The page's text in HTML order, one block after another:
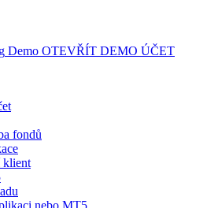
Demo OTEVŘÍT DEMO ÚČET
fondů
klient
nebo MT5